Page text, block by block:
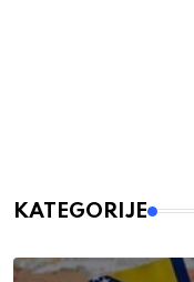
KATEGORIJE